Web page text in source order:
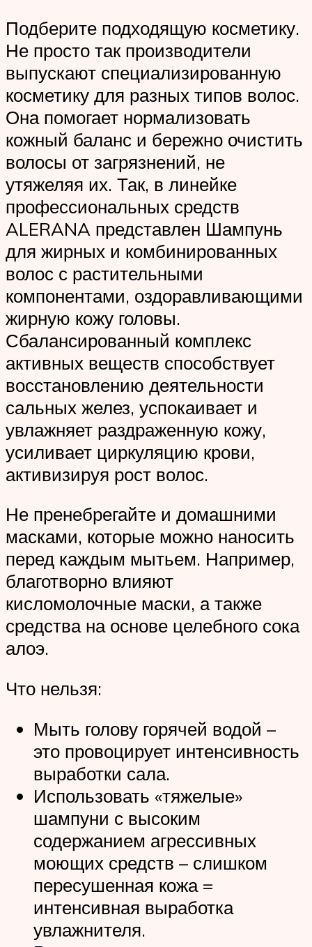
Подберите подходящую косметику.
Не просто так производители
выпускают специализированную
косметику для разных типов волос.
Она помогает нормализовать
кожный баланс и бережно очистить
волосы от загрязнений, не
утяжеляя их. Так, в линейке
профессиональных средств
ALERANA представлен Шампунь
для жирных и комбинированных
волос с растительными
компонентами, оздоравливающими
жирную кожу головы.
Сбалансированный комплекс
активных веществ способствует
восстановлению деятельности
сальных желез, успокаивает и
увлажняет раздраженную кожу,
усиливает циркуляцию крови,
активизируя рост волос.
Не пренебрегайте и домашними
масками, которые можно наносить
перед каждым мытьем. Например,
благотворно влияют
кисломолочные маски, а также
средства на основе целебного сока
алоэ.
Что нельзя:
Мыть голову горячей водой –
это провоцирует интенсивность
выработки сала.
Использовать «тяжелые»
шампуни с высоким
содержанием агрессивных
моющих средств – слишком
пересушенная кожа =
интенсивная выработка
увлажнителя.